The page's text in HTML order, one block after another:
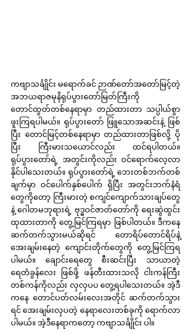
ကဗျာသင်္ချိုင်း မရောက်ခင် ဉာဏ်တော်အတော်မြင့်တဲ့
အဘယရာဇမုနိရုပ်ပွားတော်မြတ်ကြီးကို
တောင်ထွတ်တစ်နေရာမှာ တည်ထားတာ သပ္ပါယ်စွာ
ဖူးကြရပါမယ်။ ရုပ်ပွားတော် ဖြူသောအဆင်းနဲ့ ဖြစ်
ပြီး တောင်မြင့်တစ်နေရာမှာ တည်ထားတာဖြစ်လို့ ပို
ပြီး ကြီးမားသယောင်လည်း ထင်ရပါတယ်။
ရုပ်ပွားတော်ရဲ့ အတွင်းကိုလည်း ဝင်ရောက်လေ့လာ
နိုင်ပါသေးတယ်။ ရုပ်ပွားတော်ရဲ့ ဘေးတစ်ဘက်တစ်
ချက်မှာ ဝင်ပေါက်နှစ်ပေါက် ရှိပြီး အတွင်းဘက်နံရံ
တွေကိုတော့ ကြီးမားတဲ့ စကျင်ကျောက်သားချပ်တွေ
နဲ့ ဂေါတမဘုရားရဲ့ ဗုဒ္ဓဝင်ဇာတ်တော်ကို ရေးဆွဲထွင်း
ထုထားတာကို တွေ့မြင်ကြရမှာ ဖြစ်ပါတယ်။ ဒီကနေ
ဆက်တက်သွားမယ်ဆိုရင် တောရိပ်တောင်ရိပ်နဲ့
အေးချမ်းနေတဲ့ ကျောင်းတိုက်တွေကို တွေ့မြင်ကြရ
ပါမယ်။ ချောင်းရေတွေ စီးဆင်းပြီး သာယာတဲ့
ရေတံခွန်လေး ဖြစ်ဖို့ ဖန်တီးထားသလို ငါးကန်ကြီး
တစ်ကန်ကိုလည်း လှလှပပ တွေ့ရပါသေးတယ်။ အဲ့ဒီ
ကနေ တောင်ပတ်လမ်းလေးအတိုင် ဆက်တက်သွား
ရင် အေးချမ်းလှပတဲ့ နေရာလေးတစ်ခုကို ရောက်လာ
ပါမယ်။ အဲ့ဒီနေရာကတော့ ကဗျာသင်္ချိုင်း ပါ။